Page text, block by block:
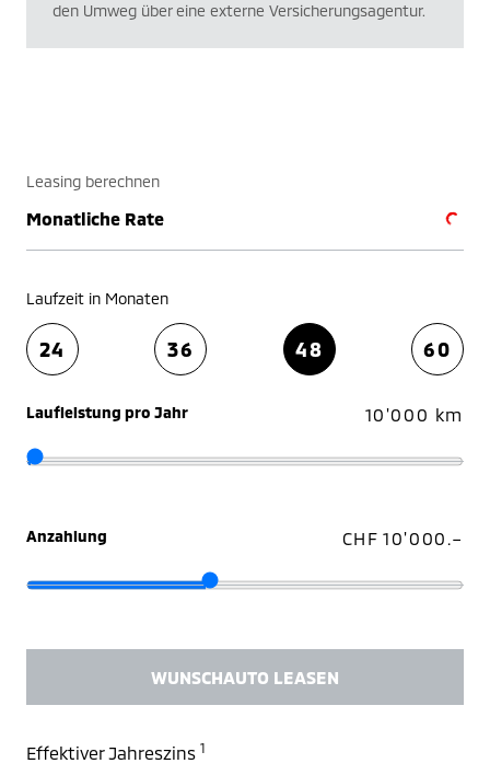
den Umweg über eine externe Versicherungsagentur.
Leasing berechnen
Monatliche Rate
Laufzeit in Monaten
24 36 48 60
Laufleistung pro Jahr 10'000 km
Anzahlung CHF 10'000.–
WUNSCHAUTO LEASEN
Effektiver Jahreszins 1